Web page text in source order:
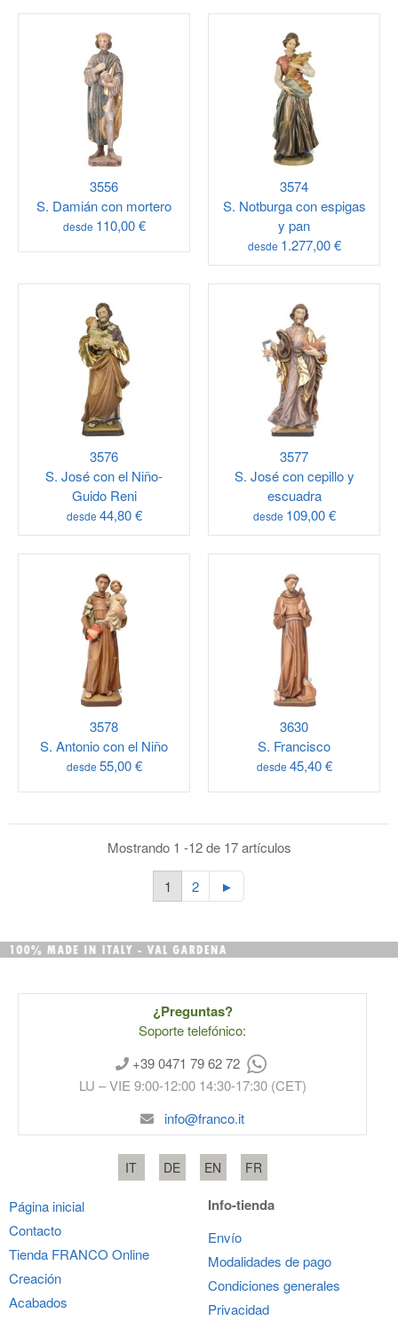
3556
S. Damián con mortero
desde 110,00 €
3574
S. Notburga con espigas
y pan
desde 1.277,00 €
3576
S. José con el Niño-
Guido Reni
desde 44,80 €
3577
S. José con cepillo y
escuadra
desde 109,00 €
3578
S. Antonio con el Niño
desde 55,00 €
3630
S. Francisco
desde 45,40 €
Mostrando 1 -12 de 17 artículos
1 2 ►
¿Preguntas?
Soporte telefónico:
+39 0471 79 62 72
LU – VIE 9:00-12:00 14:30-17:30 (CET)
info@franco.it
IT DE EN FR
Página inicial
Contacto
Tienda FRANCO Online
Creación
Acabados
Info-tienda
Envío
Modalidades de pago
Condiciones generales
Privacidad